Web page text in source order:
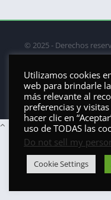
© 2025 - Derechos
privacidad/Política de
Utilizamos cookies
web para brindarle
más relevante al
preferencias y
hacer clic en
uso de TODAS las
Do not sell my
Cookie Settings